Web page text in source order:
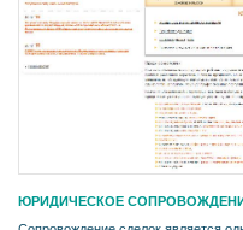
ЮРИДИЧЕСКОЕ